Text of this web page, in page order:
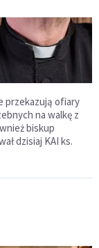
przekazują ofiary
na walkę z
biskup
dzisiaj KAI ks.